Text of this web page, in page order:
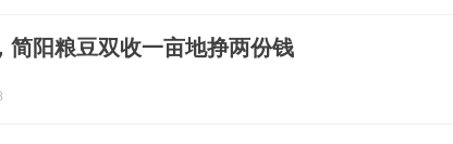
简阳粮豆双收一亩地挣两份钱